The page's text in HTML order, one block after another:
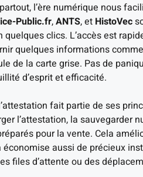
l’ère numérique nous
Public.fr,ANTS, et HistoVec
quelques clics. L’accès est
quelques informations
de la carte grise. Pas de
d’esprit et efficacité.
fait partie de ses
l’attestation, la sauvegarder
pour la vente. Cela
aussi de précieux
files d’attente ou des